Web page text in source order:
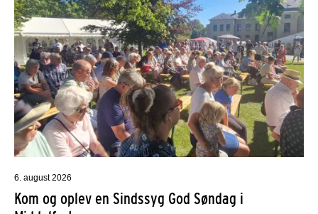
6. august 2026
Kom og oplev en Sindssyg God Søndag i